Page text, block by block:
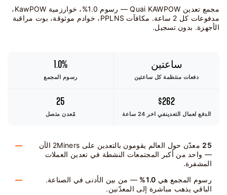
مجمع تعدين Quai KAWPOW — رسوم 1.0%، خوارزمية KawPOW،
مدفوعات كل 2 ساعة. مكافآت PPLNS، خوادم موثوقة، بوت مراقبة
الأجهزة. بدون تسجيل.
ساعتين
دفعات منتظمة كل ساعتين
1.0%
رسوم المجمع
$262
الدفع لعمال التعدينفي اخر 24 ساعة
25
مٌعدن متصل
25
معدّن حول العالم يقومون بالتعدين على 2Miners الآن
— واحد من أكبر المجتمعات النشطة في تعدين العملات
المشفرة.
رسوم المجمع هي 1.0%
— من بين الأدنى في الصناعة.
الباقي يذهب مباشرة إلى المعدّنين.